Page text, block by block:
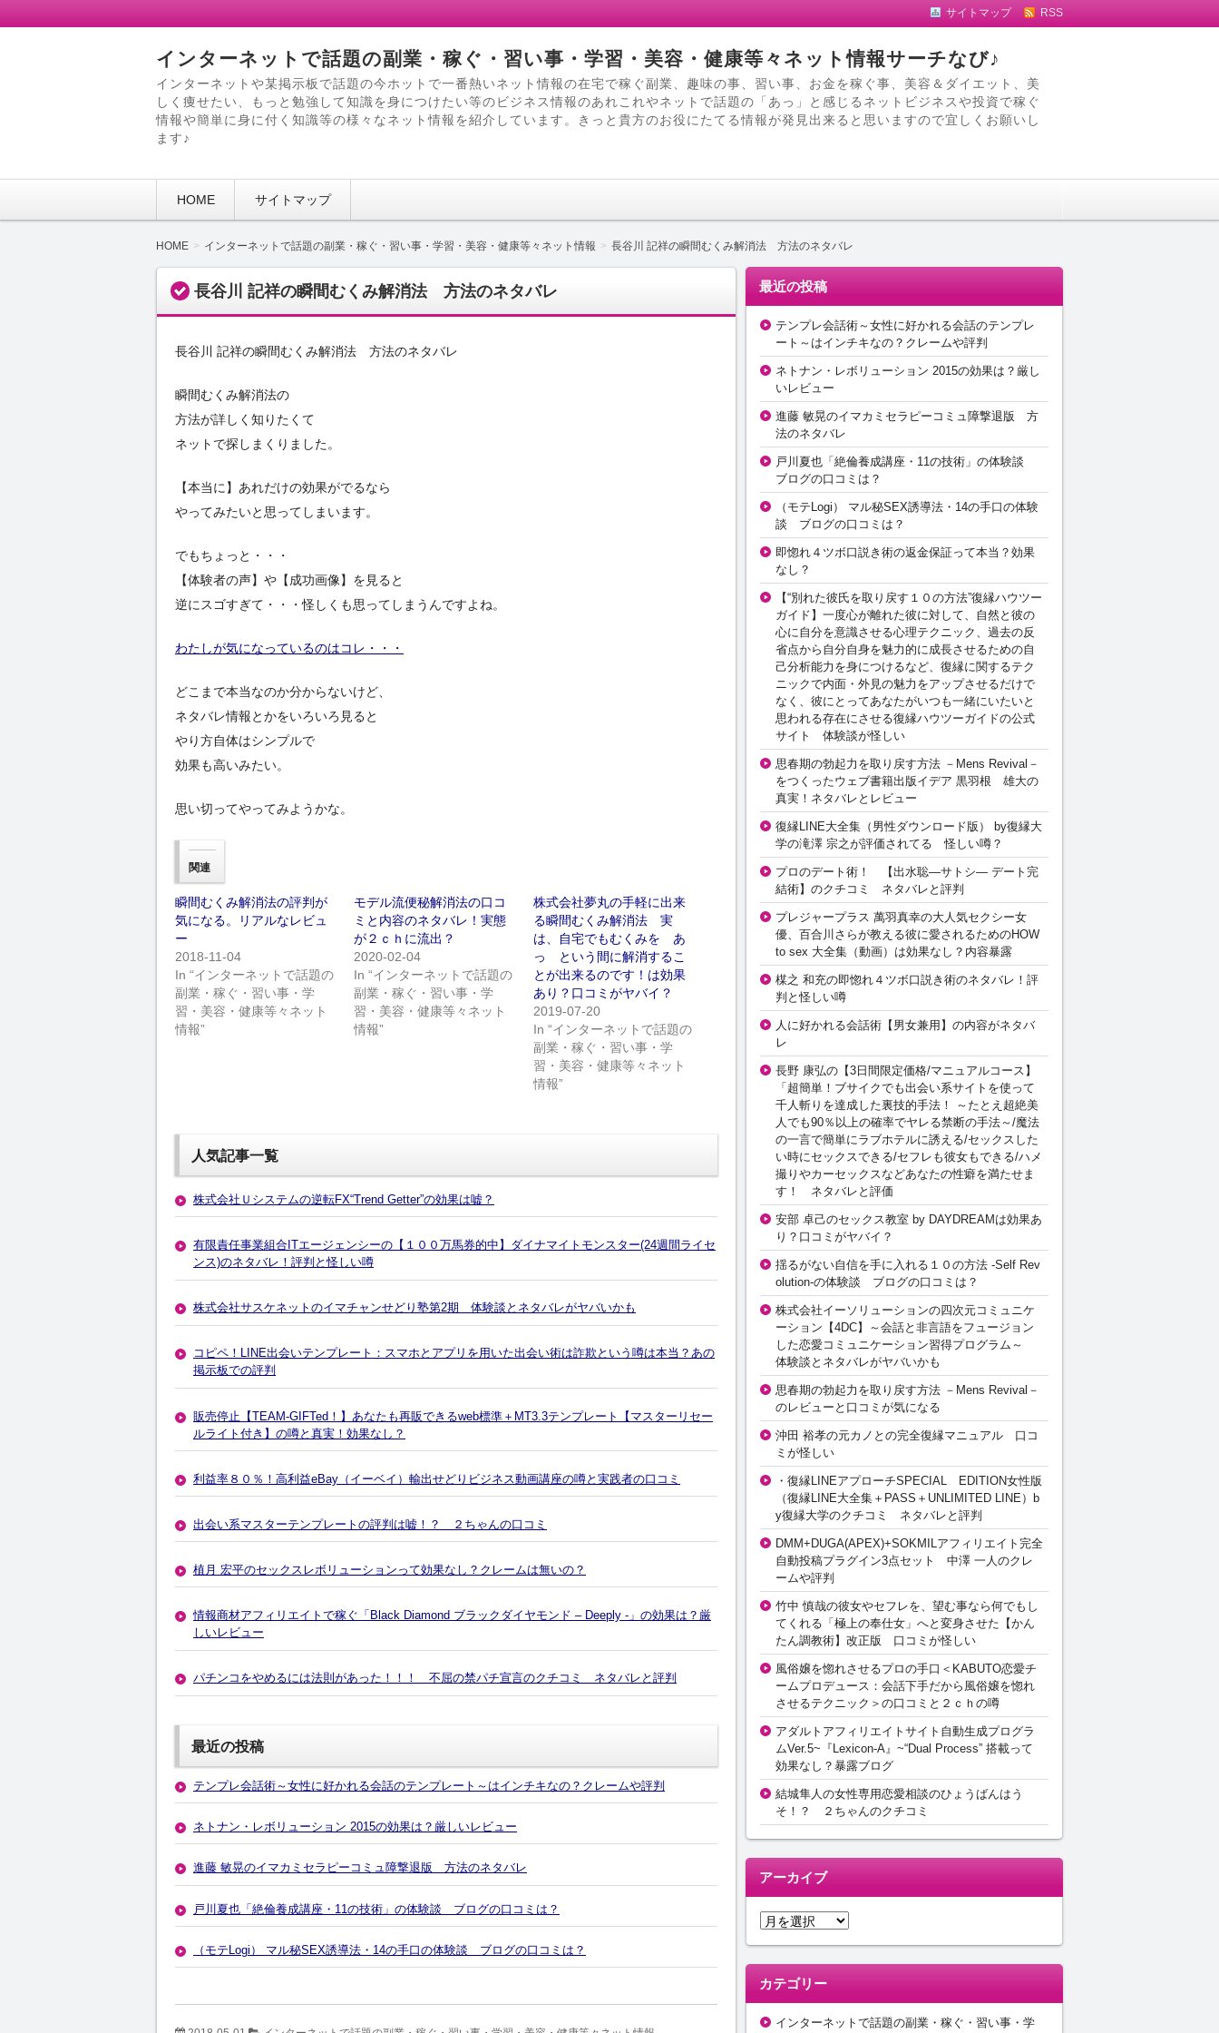
サイトマップ RSS
インターネットで話題の副業・稼ぐ・習い事・学習・美容・健康等々ネット情報サーチなび♪
インターネットや某掲示板で話題の今ホットで一番熱いネット情報の在宅で稼ぐ副業、趣味の事、習い事、お金を稼ぐ事、美容＆ダイエット、美
しく痩せたい、もっと勉強して知識を身につけたい等のビジネス情報のあれこれやネットで話題の「あっ」と感じるネットビジネスや投資で稼ぐ
情報や簡単に身に付く知識等の様々なネット情報を紹介しています。きっと貴方のお役にたてる情報が発見出来ると思いますので宜しくお願いし
ます♪
HOME サイトマップ
HOME インターネットで話題の副業・稼ぐ・習い事・学習・美容・健康等々ネット情報 長谷川 記祥の瞬間むくみ解消法 方法のネタバレ
長谷川 記祥の瞬間むくみ解消法 方法のネタバレ
長谷川 記祥の瞬間むくみ解消法 方法のネタバレ
瞬間むくみ解消法の
方法が詳しく知りたくて
ネットで探しまくりました。
【本当に】あれだけの効果がでるなら
やってみたいと思ってしまいます。
でもちょっと・・・
【体験者の声】や【成功画像】を見ると
逆にスゴすぎて・・・怪しくも思ってしまうんですよね。
わたしが気になっているのはコレ・・・
どこまで本当なのか分からないけど、
ネタバレ情報とかをいろいろ見ると
やり方自体はシンプルで
効果も高いみたい。
思い切ってやってみようかな。
関連
瞬間むくみ解消法の評判が
気になる。リアルなレビュ
ー
2018-11-04
In “インターネットで話題の
副業・稼ぐ・習い事・学
習・美容・健康等々ネット
情報”
モデル流便秘解消法の口コ
ミと内容のネタバレ！実態
が２ｃｈに流出？
2020-02-04
In “インターネットで話題の
副業・稼ぐ・習い事・学
習・美容・健康等々ネット
情報”
株式会社夢丸の手軽に出来
る瞬間むくみ解消法 実
は、自宅でもむくみを あ
っ という間に解消するこ
とが出来るのです！は効果
あり？口コミがヤバイ？
2019-07-20
In “インターネットで話題の
副業・稼ぐ・習い事・学
習・美容・健康等々ネット
情報”
人気記事一覧
株式会社Ｕシステムの逆転FX“Trend Getter”の効果は嘘？
有限責任事業組合ITエージェンシーの【１００万馬券的中】ダイナマイトモンスター(24週間ライセ
ンス)のネタバレ！評判と怪しい噂
株式会社サスケネットのイマチャンせどり塾第2期 体験談とネタバレがヤバいかも
コピペ！LINE出会いテンプレート：スマホとアプリを用いた出会い術は詐欺という噂は本当？あの
掲示板での評判
販売停止【TEAM-GIFTed！】あなたも再販できるweb標準＋MT3.3テンプレート【マスターリセー
ルライト付き】の噂と真実！効果なし？
利益率８０％！高利益eBay（イーベイ）輸出せどりビジネス動画講座の噂と実践者の口コミ
出会い系マスターテンプレートの評判は嘘！？ ２ちゃんの口コミ
植月 宏平のセックスレボリューションって効果なし？クレームは無いの？
情報商材アフィリエイトで稼ぐ「Black Diamond ブラックダイヤモンド – Deeply -」の効果は？厳
しいレビュー
パチンコをやめるには法則があった！！！ 不屈の禁パチ宣言のクチコミ ネタバレと評判
最近の投稿
テンプレ会話術～女性に好かれる会話のテンプレート～はインチキなの？クレームや評判
ネトナン・レボリューション 2015の効果は？厳しいレビュー
進藤 敏晃のイマカミセラピーコミュ障撃退版 方法のネタバレ
戸川夏也「絶倫養成講座・11の技術」の体験談 ブログの口コミは？
（モテLogi） マル秘SEX誘導法・14の手口の体験談 ブログの口コミは？
最近の投稿
テンプレ会話術～女性に好かれる会話のテンプレ
ート～はインチキなの？クレームや評判
ネトナン・レボリューション 2015の効果は？厳し
いレビュー
進藤 敏晃のイマカミセラピーコミュ障撃退版 方
法のネタバレ
戸川夏也「絶倫養成講座・11の技術」の体験談
ブログの口コミは？
（モテLogi） マル秘SEX誘導法・14の手口の体験
談 ブログの口コミは？
即惚れ４ツボ口説き術の返金保証って本当？効果
なし？
【“別れた彼氏を取り戻す１０の方法”復縁ハウツー
ガイド】一度心が離れた彼に対して、自然と彼の
心に自分を意識させる心理テクニック、過去の反
省点から自分自身を魅力的に成長させるための自
己分析能力を身につけるなど、復縁に関するテク
ニックで内面・外見の魅力をアップさせるだけで
なく、彼にとってあなたがいつも一緒にいたいと
思われる存在にさせる復縁ハウツーガイドの公式
サイト 体験談が怪しい
思春期の勃起力を取り戻す方法 －Mens Revival－
をつくったウェブ書籍出版イデア 黒羽根 雄大の
真実！ネタバレとレビュー
復縁LINE大全集（男性ダウンロード版） by復縁大
学の滝澤 宗之が評価されてる 怪しい噂？
プロのデート術！ 【出水聡―サトシ― デート完
結術】のクチコミ ネタバレと評判
プレジャープラス 萬羽真幸の大人気セクシー女
優、百合川さらが教える彼に愛されるためのHOW
to sex 大全集（動画）は効果なし？内容暴露
楳之 和充の即惚れ４ツボ口説き術のネタバレ！評
判と怪しい噂
人に好かれる会話術【男女兼用】の内容がネタバ
レ
長野 康弘の【3日間限定価格/マニュアルコース】
「超簡単！ブサイクでも出会い系サイトを使って
千人斬りを達成した裏技的手法！ ～たとえ超絶美
人でも90％以上の確率でヤレる禁断の手法～/魔法
の一言で簡単にラブホテルに誘える/セックスした
い時にセックスできる/セフレも彼女もできる/ハメ
撮りやカーセックスなどあなたの性癖を満たせま
す！ ネタバレと評価
安部 卓己のセックス教室 by DAYDREAMは効果あ
り？口コミがヤバイ？
揺るがない自信を手に入れる１０の方法 -Self Rev
olution-の体験談 ブログの口コミは？
株式会社イーソリューションの四次元コミュニケ
ーション【4DC】～会話と非言語をフュージョン
した恋愛コミュニケーション習得プログラム～
体験談とネタバレがヤバいかも
思春期の勃起力を取り戻す方法 －Mens Revival－
のレビューと口コミが気になる
沖田 裕孝の元カノとの完全復縁マニュアル 口コ
ミが怪しい
・復縁LINEアプローチSPECIAL EDITION女性版
（復縁LINE大全集＋PASS＋UNLIMITED LINE）b
y復縁大学のクチコミ ネタバレと評判
DMM+DUGA(APEX)+SOKMILアフィリエイト完全
自動投稿プラグイン3点セット 中澤 一人のクレ
ームや評判
竹中 慎哉の彼女やセフレを、望む事なら何でもし
てくれる「極上の奉仕女」へと変身させた【かん
たん調教術】改正版 口コミが怪しい
風俗嬢を惚れさせるプロの手口＜KABUTO恋愛チ
ームプロデュース：会話下手だから風俗嬢を惚れ
させるテクニック＞の口コミと２ｃｈの噂
アダルトアフィリエイトサイト自動生成プログラ
ムVer.5~『Lexicon-A』~“Dual Process” 搭載って
効果なし？暴露ブログ
結城隼人の女性専用恋愛相談のひょうばんはう
そ！？ ２ちゃんのクチコミ
アーカイブ
ア
イ
カテゴリー
インターネットで話題の副業・稼ぐ・習い事・学